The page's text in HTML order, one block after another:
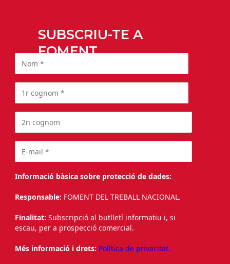
SUBSCRIU-TE A
FOMENT
Informació bàsica sobre protecció de dades:
Responsable: FOMENT DEL TREBALL NACIONAL.
Finalitat: Subscripció al butlletí informatiu i, si
escau, per a prospecció comercial.
Més informació i drets: Política de privacitat.